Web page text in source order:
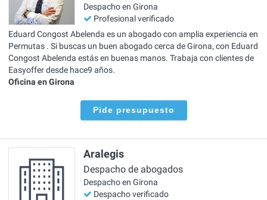
Despacho en Girona
Profesional verificado
Eduard Congost Abelenda es un abogado con amplia experiencia en
Permutas . Si buscas un buen abogado cerca de Girona, con Eduard
Congost Abelenda estás en buenas manos. Trabaja con clientes de
Easyoffer desde hace9 años.
Oficina en Girona
Pide presupuesto
Aralegis
Despacho de abogados
Despacho en Girona
Despacho verificado